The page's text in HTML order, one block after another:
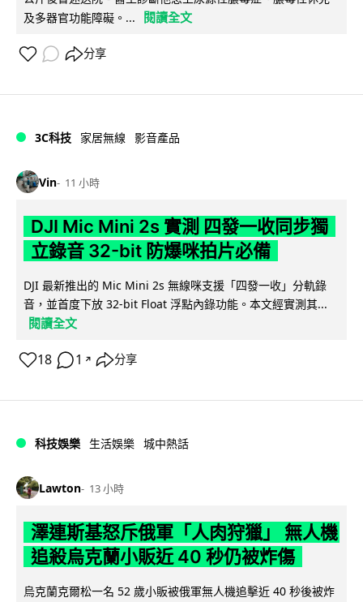
及多器官功能障礙。...
閱讀全文
分享
3C科技 家居無線 影音產品
Vin 11 小時
DJI Mic Mini 2s 實測 四發一收同步獨
立錄音 32-bit 防爆咪拍片必備
DJI 最新推出的 Mic Mini 2s 無線咪支援「四發一收」分軌錄
音，並首度下放 32-bit Float 浮點內錄功能。本文經實測其...
閱讀全文
18 1 ↗ 分享
科技娛樂 生活娛樂 城中熱話
Lawton 13 小時
澤連斯基怒斥俄軍「人肉狩獵」 無人機
追殺烏克蘭小販近 40 秒仍被炸傷
烏克蘭克爾松一名 52 歲小販被俄軍無人機追擊近 40 秒後被炸